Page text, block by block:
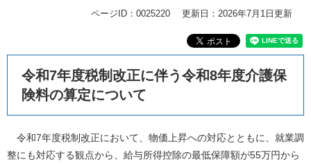
ページID：0025220 更新日：2026年7月1日更新
令和7年度税制改正に伴う令和8年度介護保
険料の算定について
令和7年度税制改正において、物価上昇への対応とともに、就業調
整にも対応する観点から、給与所得控除の最低保障額が55万円から